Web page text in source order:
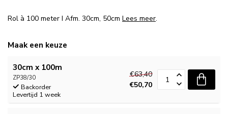
Rol à 100 meter I Afm. 30cm, 50cm Lees meer.
Maak een keuze
30cm x 100m
ZP38/30
Backorder
Levertijd 1 week
€63,40
€50,70